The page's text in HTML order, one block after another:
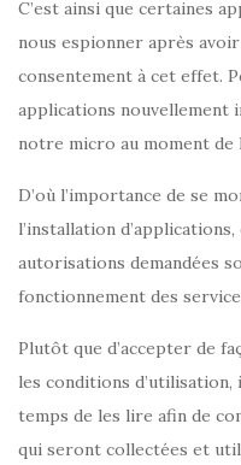
C’est ainsi que certaines
nous espionner après
consentement à cet effet.
applications nouvellement
notre micro au moment
D’où l’importance de se
l’installation
autorisations demandées
fonctionnement des
Plutôt que d’accepter de
les conditions
temps de les lire afin de
qui seront collectées et